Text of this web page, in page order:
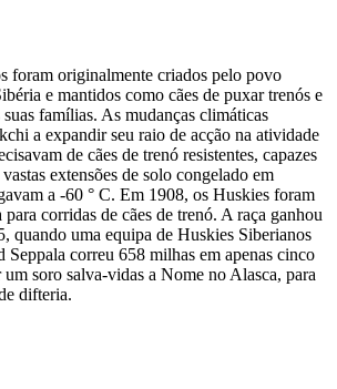
foram originalmente criados pelo povo
e mantidos como cães de puxar trenós e
famílias. As mudanças climáticas
a expandir seu raio de acção na atividade
de cães de trenó resistentes, capazes
extensões de solo congelado em
a -60 ° C. Em 1908, os Huskies foram
corridas de cães de trenó. A raça ganhou
quando uma equipa de Huskies Siberianos
correu 658 milhas em apenas cinco
soro salva-vidas a Nome no Alasca, para
difteria.